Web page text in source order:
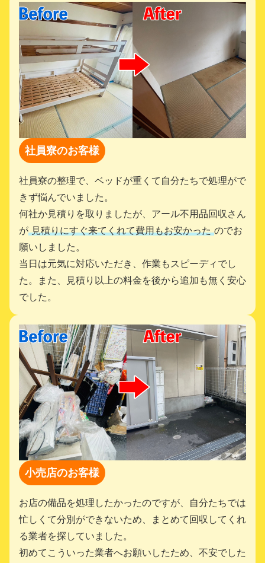
社員寮のお客様
社員寮の整理で、ベッドが重くて自分たちで処理がで
きず悩んでいました。
何社か見積りを取りましたが、アール不用品回収さん
が 見積りにすぐ来てくれて費用もお安かった のでお
願いしました。
当日は元気に対応いただき、作業もスピーディでし
た。また、見積り以上の料金を後から追加も無く安心
でした。
小売店のお客様
お店の備品を処理したかったのですが、自分たちでは
忙しくて分別ができないため、まとめて回収してくれ
る業者を探していました。
初めてこういった業者へお願いしたため、不安でした